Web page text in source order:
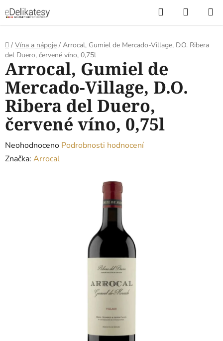
na
obsah
Hledat
KOŠÍK
Domů
/ Vína a nápoje / Arrocal, Gumiel de Mercado-Village, D.O. Ribera
del Duero, červené víno, 0,75l
Arrocal, Gumiel de
Mercado-Village, D.O.
Ribera del Duero,
červené víno, 0,75l
Průměrné
hodnocení
Neohodnoceno Podrobnosti hodnocení
Značka: Arrocal